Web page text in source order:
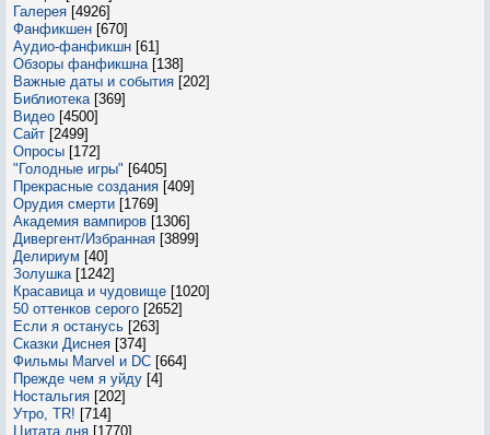
Галерея [4926]
Фанфикшен [670]
Аудио-фанфикшн [61]
Обзоры фанфикшна [138]
Важные даты и события [202]
Библиотека [369]
Видео [4500]
Сайт [2499]
Опросы [172]
"Голодные игры" [6405]
Прекрасные создания [409]
Орудия смерти [1769]
Академия вампиров [1306]
Дивергент/Избранная [3899]
Делириум [40]
Золушка [1242]
Красавица и чудовище [1020]
50 оттенков серого [2652]
Если я останусь [263]
Сказки Диснея [374]
Фильмы Marvel и DC [664]
Прежде чем я уйду [4]
Ностальгия [202]
Утро, TR! [714]
Цитата дня [1770]